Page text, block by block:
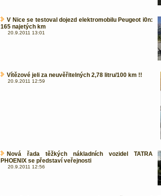
V Nice se testoval dojezd elektromobilu Peugeot i0n:
165 najetých km
20.9.2011 13:01
Vítězové jeli za neuvěřitelných 2,78 litru/100 km !!
20.9.2011 12:59
Nová řada těžkých nákladních vozidel TATRA
PHOENIX se představí veřejnosti
20.9.2011 12:56